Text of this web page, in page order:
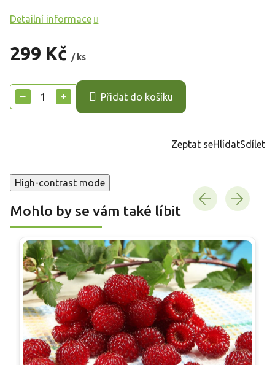
299 Kč / ks
cena:
+
− Přidat do košíku
Detailní informace
Zeptat seHlídatSdílet
High-contrast mode
Mohlo by se vám také líbit